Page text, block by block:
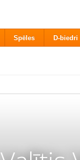
Spēles D-biedri